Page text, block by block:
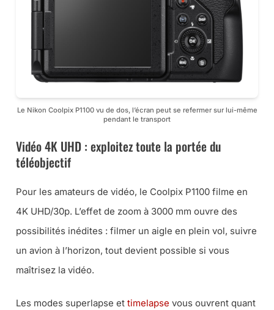
Le Nikon Coolpix P1100 vu de dos, l’écran peut se refermer sur lui-même
pendant le transport
Vidéo 4K UHD : exploitez toute la portée du
téléobjectif
Pour les amateurs de vidéo, le Coolpix P1100 filme en
4K UHD/30p. L’effet de zoom à 3000 mm ouvre des
possibilités inédites : filmer un aigle en plein vol, suivre
un avion à l’horizon, tout devient possible si vous
maîtrisez la vidéo.
Les modes superlapse et timelapse vous ouvrent quant